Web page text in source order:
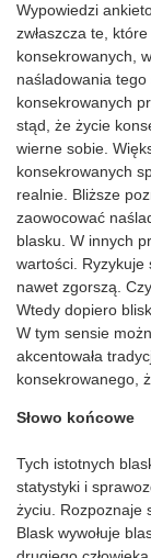
Wypowiedzi
zwłaszcza te,
konsekrowanych,
naśladowania
konsekrowanych
stąd, że życie
wierne sobie.
konsekrowanych
realnie. Bliższe
zaowocować
blasku. W innych
wartości. Ryzykuje
nawet zgorszą.
Wtedy dopiero
W tym sensie
akcentowała
konsekrowanego,
Słowo końcowe
Tych istotnych
statystyki i
życiu. Rozpoznaje
Blask wywołuje